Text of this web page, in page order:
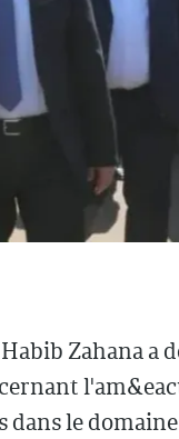
Zahana a
dans le